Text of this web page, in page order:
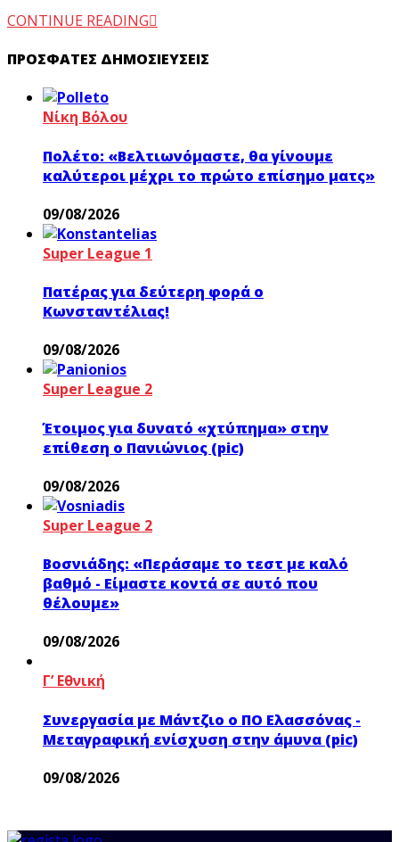
CONTINUE READING
ΠΡΌΣΦΑΤΕΣ ΔΗΜΟΣΙΕΎΣΕΙΣ
Νίκη Βόλου
Πολέτο: «Βελτιωνόμαστε, θα γίνουμε
καλύτεροι μέχρι το πρώτο επίσημο ματς»
09/08/2026
Super League 1
Πατέρας για δεύτερη φορά ο
Κωνσταντέλιας!
09/08/2026
Super League 2
Έτοιμος για δυνατό «χτύπημα» στην
επίθεση ο Πανιώνιος (pic)
09/08/2026
Super League 2
Βοσνιάδης: «Περάσαμε το τεστ με καλό
βαθμό - Είμαστε κοντά σε αυτό που
θέλουμε»
09/08/2026
Γ’ Εθνική
Συνεργασία με Μάντζιο ο ΠΟ Ελασσόνας -
Μεταγραφική ενίσχυση στην άμυνα (pic)
09/08/2026